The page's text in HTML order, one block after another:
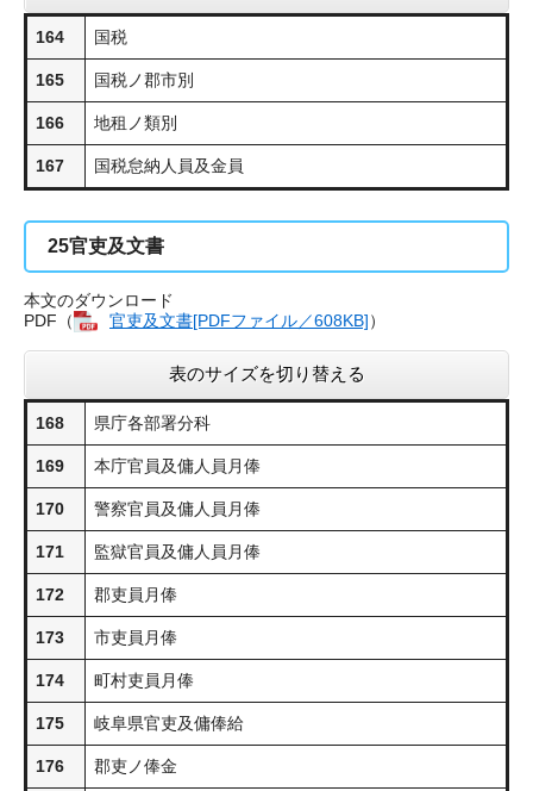
164 国税
165 国税ノ郡市別
166 地租ノ類別
167 国税怠納人員及金員
25官吏及文書
本文のダウンロード
PDF（
官吏及文書​[PDFファイル／608KB]）
表のサイズを切り替える
168 県庁各部署分科
169 本庁官員及傭人員月俸
170 警察官員及傭人員月俸
171 監獄官員及傭人員月俸
172 郡吏員月俸
173 市吏員月俸
174 町村吏員月俸
175 岐阜県官吏及傭俸給
176 郡吏ノ俸金